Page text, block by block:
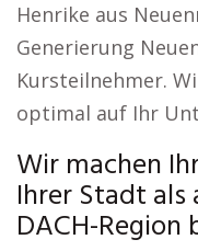
Henrike aus
Generierung
Kursteilnehmer.
optimal auf Ihr
Wir machen
Ihrer Stadt als
DACH-Region